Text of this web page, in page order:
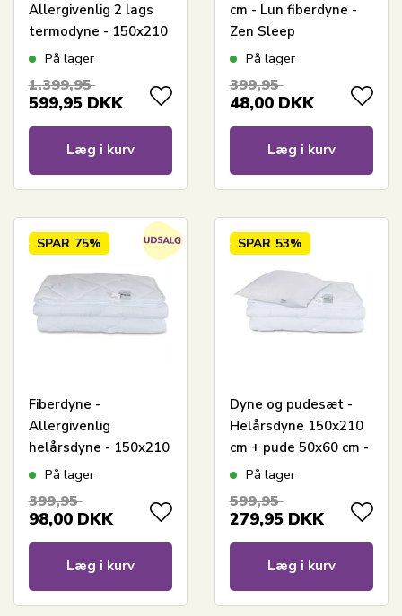
Allergivenlig 2 lags
termodyne - 150x210
cm - Fugt
vinterdyne med
På lager
1.399,95
599,95 DKK
Læg i kurv
cm - Lun fiberdyne -
Zen Sleep
På lager
399,95
48,00 DKK
Læg i kurv
SPAR 75%
Fiberdyne -
Allergivenlig
helårsdyne - 150x210
cm - Zen Sleep dyne
På lager
399,95
98,00 DKK
Læg i kurv
SPAR 53%
Dyne og pudesæt -
Helårsdyne 150x210
cm + pude 50x60 cm -
Fiberdyne - Zen Sleep
pude
På lager
599,95
279,95 DKK
Læg i kurv